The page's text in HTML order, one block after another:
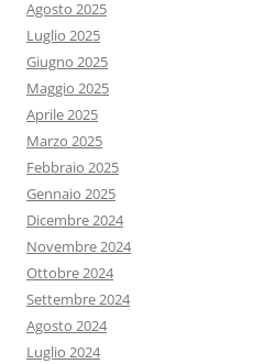
Agosto 2025
Luglio 2025
Giugno 2025
Maggio 2025
Aprile 2025
Marzo 2025
Febbraio 2025
Gennaio 2025
Dicembre 2024
Novembre 2024
Ottobre 2024
Settembre 2024
Agosto 2024
Luglio 2024